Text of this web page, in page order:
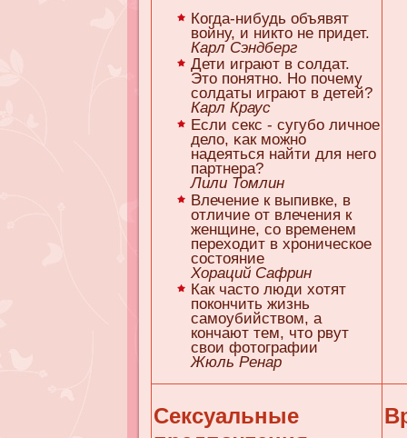
Когда-нибудь объявят
войну, и никто не придет.
Карл Сэндберг
Дети играют в солдат.
Это понятно. Но почему
солдаты играют в детей?
Карл Краус
Если секс - сугубо личное
дело, κaк можно
надеяться найти для него
партнера?
Лили Томлин
Влечение к выпивке, в
отличие от влечения к
женщине, со временем
переходит в хроническое
состояние
Хораций Сафрин
Как часто люди хотят
покончить жизнь
самоубийством, а
кончают тем, что рвут
свои фотографии
Жюль Ренар
Сексуальные